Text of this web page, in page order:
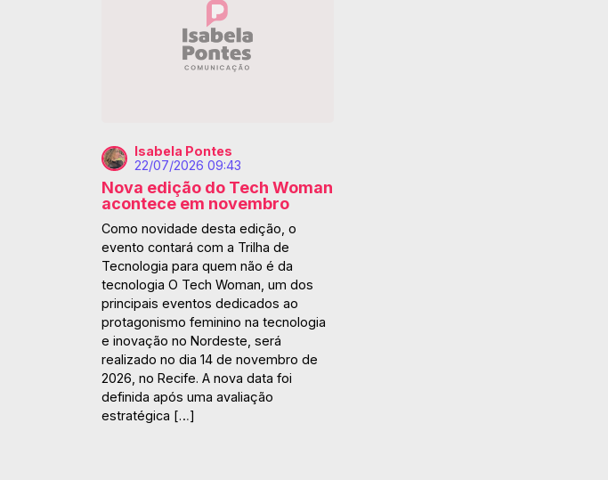
Isabela Pontes
22/07/2026 09:43
Nova edição do Tech Woman
acontece em novembro
Como novidade desta edição, o
evento contará com a Trilha de
Tecnologia para quem não é da
tecnologia O Tech Woman, um dos
principais eventos dedicados ao
protagonismo feminino na tecnologia
e inovação no Nordeste, será
realizado no dia 14 de novembro de
2026, no Recife. A nova data foi
definida após uma avaliação
estratégica […]